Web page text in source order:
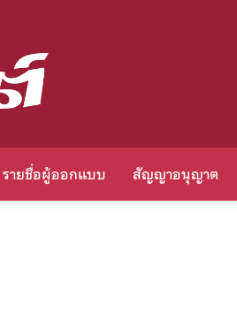
รายชื่อผู้ออกแบบ สัญญาอนุญาต